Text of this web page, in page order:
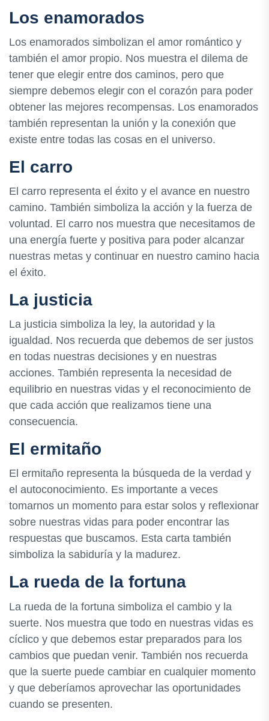
Los enamorados
Los enamorados simbolizan el amor romántico y
también el amor propio. Nos muestra el dilema de
tener que elegir entre dos caminos, pero que
siempre debemos elegir con el corazón para poder
obtener las mejores recompensas. Los enamorados
también representan la unión y la conexión que
existe entre todas las cosas en el universo.
El carro
El carro representa el éxito y el avance en nuestro
camino. También simboliza la acción y la fuerza de
voluntad. El carro nos muestra que necesitamos de
una energía fuerte y positiva para poder alcanzar
nuestras metas y continuar en nuestro camino hacia
el éxito.
La justicia
La justicia simboliza la ley, la autoridad y la
igualdad. Nos recuerda que debemos de ser justos
en todas nuestras decisiones y en nuestras
acciones. También representa la necesidad de
equilibrio en nuestras vidas y el reconocimiento de
que cada acción que realizamos tiene una
consecuencia.
El ermitaño
El ermitaño representa la búsqueda de la verdad y
el autoconocimiento. Es importante a veces
tomarnos un momento para estar solos y reflexionar
sobre nuestras vidas para poder encontrar las
respuestas que buscamos. Esta carta también
simboliza la sabiduría y la madurez.
La rueda de la fortuna
La rueda de la fortuna simboliza el cambio y la
suerte. Nos muestra que todo en nuestras vidas es
cíclico y que debemos estar preparados para los
cambios que puedan venir. También nos recuerda
que la suerte puede cambiar en cualquier momento
y que deberíamos aprovechar las oportunidades
cuando se presenten.